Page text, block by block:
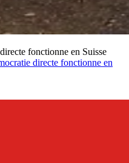
fonctionne en Suisse
directe fonctionne en